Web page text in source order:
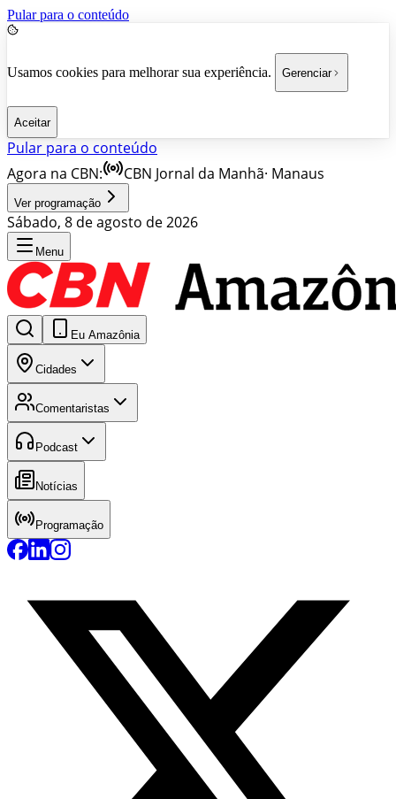
Pular para o conteúdo
Usamos cookies para melhorar sua experiência. Gerenciar
Aceitar
Pular para o conteúdo
Agora na CBN:
CBN Jornal da Manhã· Manaus
Ver programação
Sábado, 8 de agosto de 2026
Menu
Eu Amazônia
Cidades
Comentaristas
Podcast
Notícias
Programação